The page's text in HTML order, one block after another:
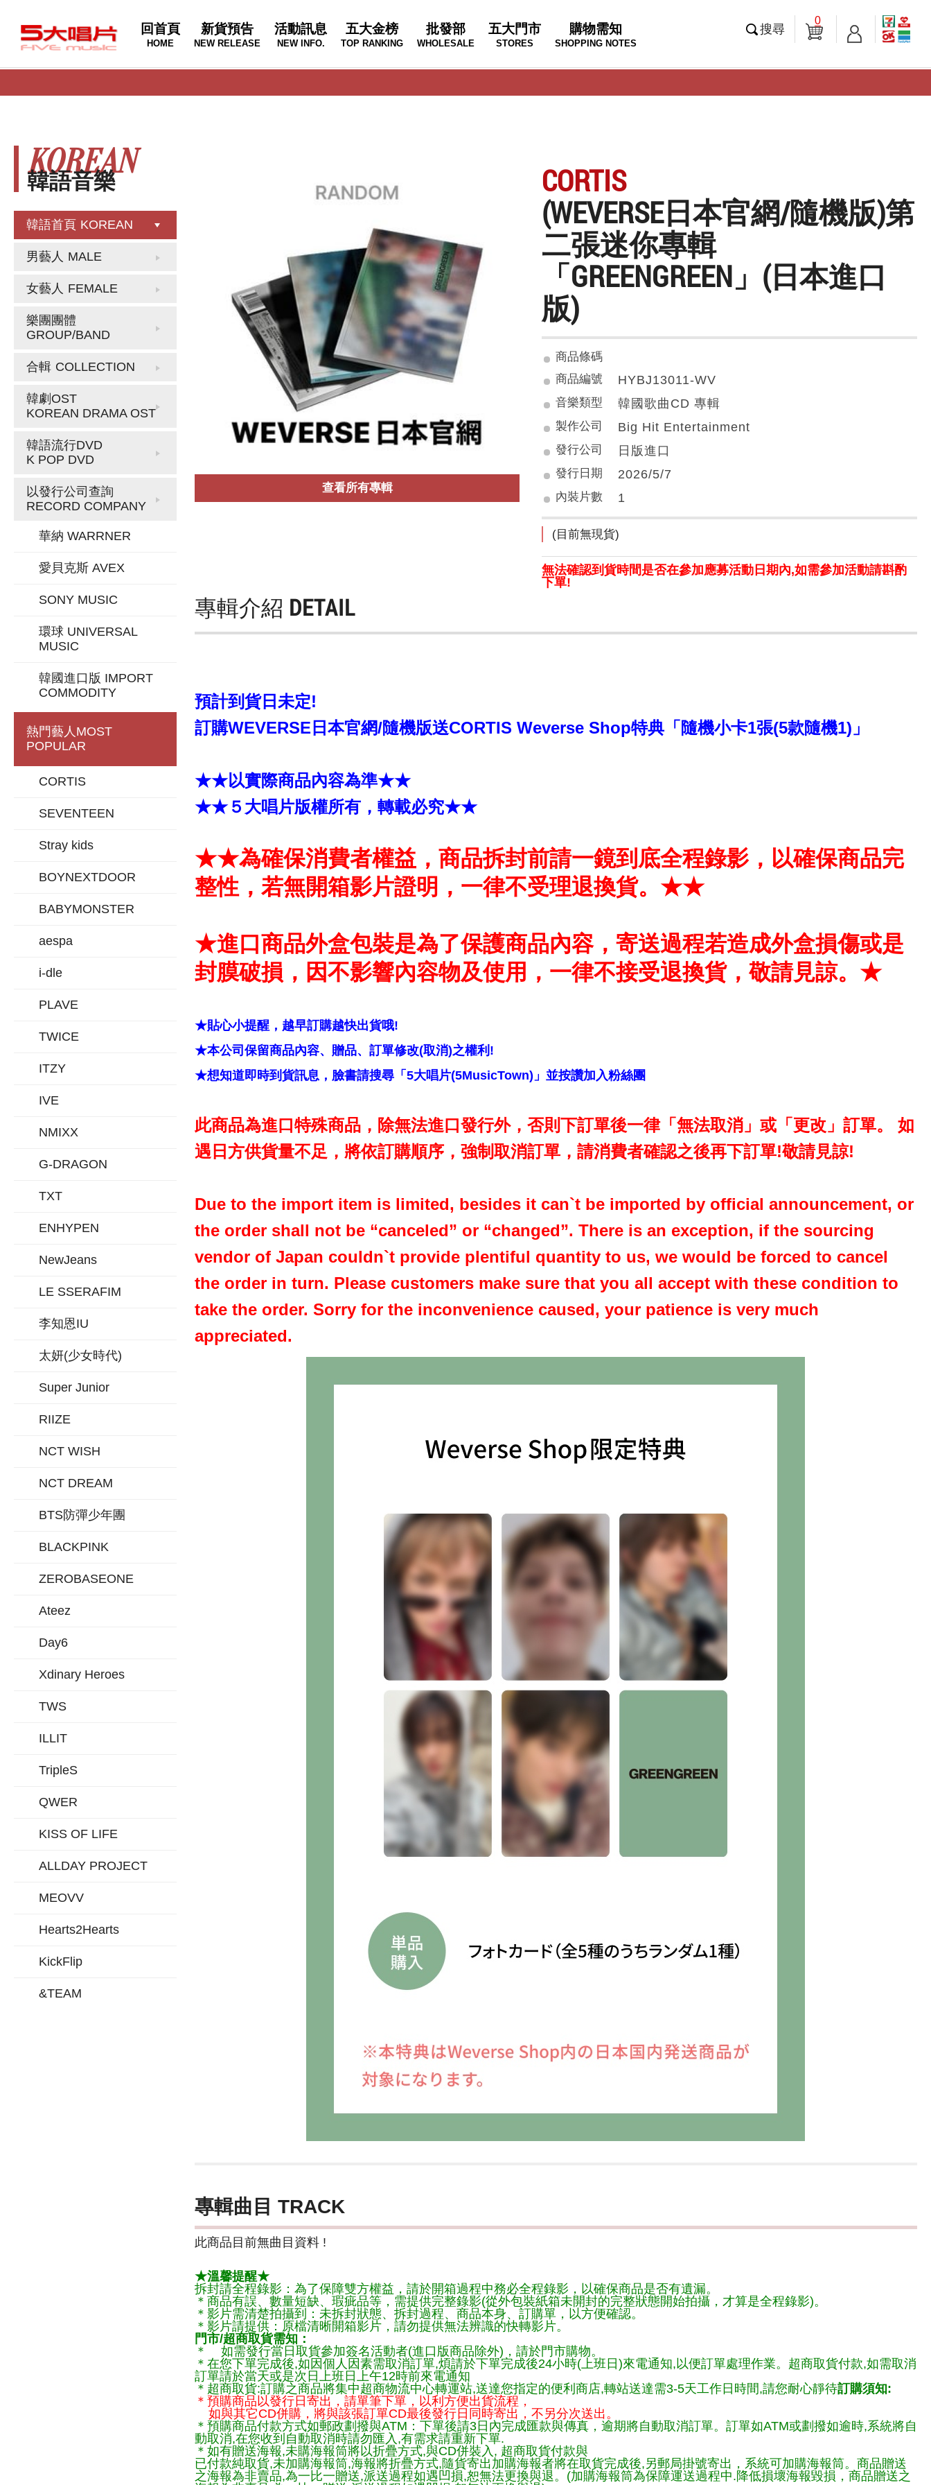
回首頁
HOME
新貨預告
NEW RELEASE
活動訊息
NEW INFO.
五大金榜
TOP RANKING
批發部
WHOLESALE
五大門市
STORES
購物需知
SHOPPING NOTES
搜尋
0
韓語音樂
KOREAN
韓語首頁 KOREAN
男藝人 MALE
女藝人 FEMALE
樂團團體
GROUP/BAND
合輯 COLLECTION
韓劇OST
KOREAN DRAMA OST
韓語流行DVD
K POP DVD
以發行公司查詢
RECORD COMPANY
華納 WARRNER
愛貝克斯 AVEX
SONY MUSIC
環球 UNIVERSAL
MUSIC
韓國進口版 IMPORT
COMMODITY
熱門藝人 MOST
POPULAR
CORTIS
SEVENTEEN
Stray kids
BOYNEXTDOOR
BABYMONSTER
aespa
i-dle
PLAVE
TWICE
ITZY
IVE
NMIXX
G-DRAGON
TXT
ENHYPEN
NewJeans
LE SSERAFIM
李知恩IU
太妍(少女時代)
Super Junior
RIIZE
NCT WISH
NCT DREAM
BTS防彈少年團
BLACKPINK
ZEROBASEONE
Ateez
Day6
Xdinary Heroes
TWS
ILLIT
TripleS
QWER
KISS OF LIFE
ALLDAY PROJECT
MEOVV
Hearts2Hearts
KickFlip
&TEAM
查看所有專輯
CORTIS
(WEVERSE日本官網/隨機版)第
二張迷你專輯
「GREENGREEN」(日本進口
版)
商品條碼
商品編號
HYBJ13011-WV
音樂類型 韓國歌曲CD 專輯
製作公司 Big Hit Entertainment
發行公司 日版進口
發行日期 2026/5/7
內裝片數 1
(目前無現貨)
無法確認到貨時間是否在參加應募活動日期內,如需參加活動請斟酌
下單!
專輯介紹 DETAIL
預計到貨日未定!
訂購WEVERSE日本官網/隨機版送CORTIS Weverse Shop特典「隨機小卡1張(5款隨機1)」
★★以實際商品內容為準★★
★★５大唱片版權所有，轉載必究★★
★★為確保消費者權益，商品拆封前請一鏡到底全程錄影，以確保商品完
整性，若無開箱影片證明，一律不受理退換貨。★★
★進口商品外盒包裝是為了保護商品內容，寄送過程若造成外盒損傷或是
封膜破損，因不影響內容物及使用，一律不接受退換貨，敬請見諒。★
★貼心小提醒，越早訂購越快出貨哦!
★本公司保留商品內容、贈品、訂單修改(取消)之權利!
★想知道即時到貨訊息，臉書請搜尋「5大唱片(5MusicTown)」並按讚加入粉絲團
此商品為進口特殊商品，除無法進口發行外，否則下訂單後一律「無法取消」或「更改」訂單。 如
遇日方供貨量不足，將依訂購順序，強制取消訂單，請消費者確認之後再下訂單!敬請見諒!
Due to the import item is limited, besides it can`t be imported by official announcement, or
the order shall not be “canceled” or “changed”. There is an exception, if the sourcing
vendor of Japan couldn`t provide plentiful quantity to us, we would be forced to cancel
the order in turn. Please customers make sure that you all accept with these condition to
take the order. Sorry for the inconvenience caused, your patience is very much
appreciated.
專輯曲目 TRACK
此商品目前無曲目資料 !
★溫馨提醒★
拆封請全程錄影：為了保障雙方權益，請於開箱過程中務必全程錄影，以確保商品是否有遺漏。
＊商品有誤、數量短缺、瑕疵品等，需提供完整錄影(從外包裝紙箱未開封的完整狀態開始拍攝，才算是全程錄影)。
＊影片需清楚拍攝到：未拆封狀態、拆封過程、商品本身、訂購單，以方便確認。
＊影片請提供：原檔清晰開箱影片，請勿提供無法辨識的快轉影片。
門市/超商取貨需知：
＊ 如需發行當日取貨參加簽名活動者(進口版商品除外)，請於門市購物。
＊在您下單完成後,如因個人因素需取消訂單,煩請於下單完成後24小時(上班日)來電通知,以便訂單處理作業。超商取貨付款,如需取消
訂單請於當天或是次日上班日上午12時前來電通知
＊超商取貨:訂購之商品將集中超商物流中心轉運站,送達您指定的便利商店,轉站送達需3-5天工作日時間,請您耐心靜待訂購須知:
＊預購商品以發行日寄出，請單筆下單，以利方便出貨流程，
如與其它CD併購，將與該張訂單CD最後發行日同時寄出，不另分次送出。
＊預購商品付款方式如郵政劃撥與ATM：下單後請3日內完成匯款與傳真，逾期將自動取消訂單。訂單如ATM或劃撥如逾時,系統將自
動取消,在您收到自動取消時請勿匯入,有需求請重新下單.
＊如有贈送海報,未購海報筒將以折疊方式,與CD併裝入, 超商取貨付款與
已付款純取貨,未加購海報筒,海報將折疊方式,隨貨寄出加購海報者將在取貨完成後,另郵局掛號寄出，系統可加購海報筒。商品贈送
之海報為非賣品,為一比一贈送,派送過程如遇凹損,恕無法更換與退。(加購海報筒為保障運送過程中.降低損壞海報毀損，商品贈送之